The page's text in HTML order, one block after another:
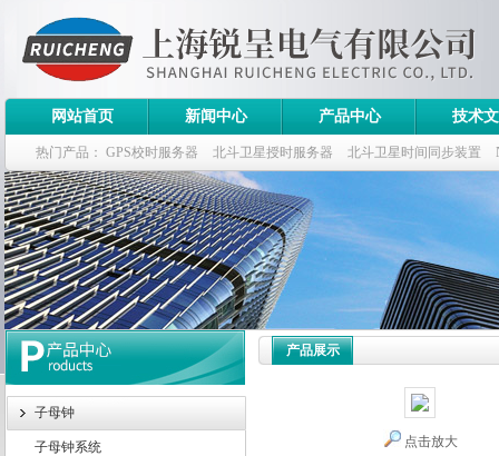
网站首页 新闻中心 产品中心 技术
热门产品： GPS校时服务器 北斗卫星授时服务器 北斗卫星时间同步装置
斗卫星同步时钟指标
子母钟
子母钟系统
产品展示
点击放大